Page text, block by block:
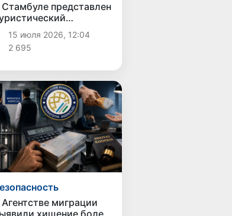
Стамбуле представлен
Узбекистана в
паломнического
15 июля 2026, 12:04
2 695
Агентстве миграции